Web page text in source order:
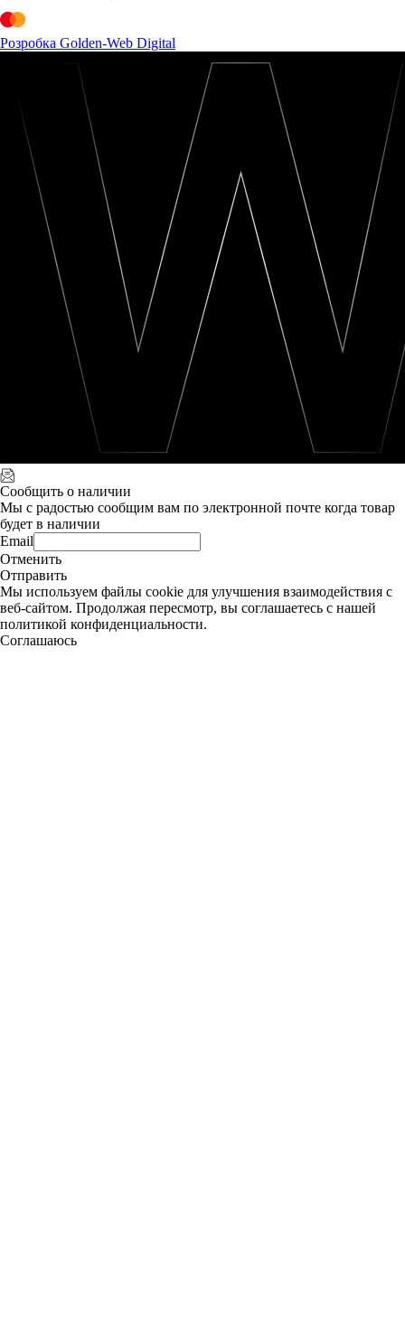
Розробка Golden-Web Digital
Сообщить о наличии
Мы с радостью сообщим вам по электронной почте когда товар
будет в наличии
Email
Отменить
Отправить
Мы используем файлы cookie для улучшения взаимодействия с
веб-сайтом. Продолжая пересмотр, вы соглашаетесь с нашей
политикой конфиденциальности.
Соглашаюсь